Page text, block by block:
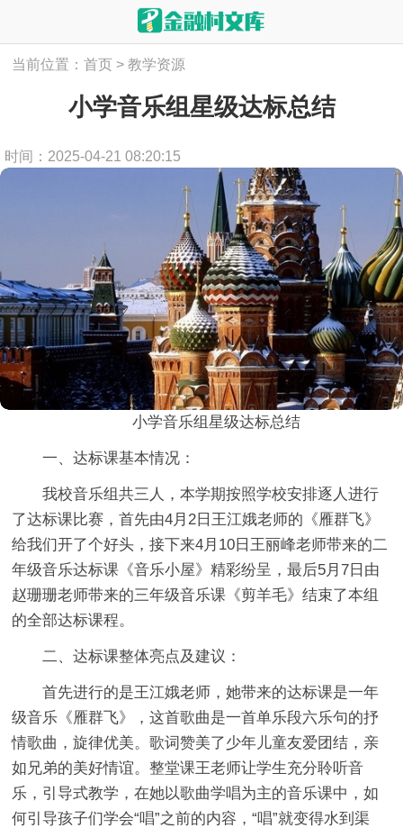
当前位置：首页 > 教学资源
小学音乐组星级达标总结
时间：2025-04-21 08:20:15
小学音乐组星级达标总结
一、达标课基本情况：
我校音乐组共三人，本学期按照学校安排逐人进行
了达标课比赛，首先由4月2日王江娥老师的《雁群飞》
给我们开了个好头，接下来4月10日王丽峰老师带来的二
年级音乐达标课《音乐小屋》精彩纷呈，最后5月7日由
赵珊珊老师带来的三年级音乐课《剪羊毛》结束了本组
的全部达标课程。
二、达标课整体亮点及建议：
首先进行的是王江娥老师，她带来的达标课是一年
级音乐《雁群飞》，这首歌曲是一首单乐段六乐句的抒
情歌曲，旋律优美。歌词赞美了少年儿童友爱团结，亲
如兄弟的美好情谊。整堂课王老师让学生充分聆听音
乐，引导式教学，在她以歌曲学唱为主的音乐课中，如
何引导孩子们学会“唱”之前的内容，“唱”就变得水到渠